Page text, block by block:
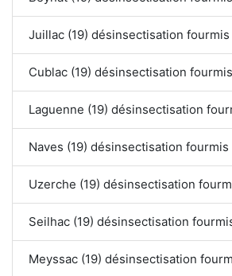
Juillac (19) désinsectisation fourmis
Cublac (19) désinsectisation fourmis
Laguenne (19) désinsectisation
Naves (19) désinsectisation fourmis
Uzerche (19) désinsectisation
Seilhac (19) désinsectisation
Meyssac (19) désinsectisation